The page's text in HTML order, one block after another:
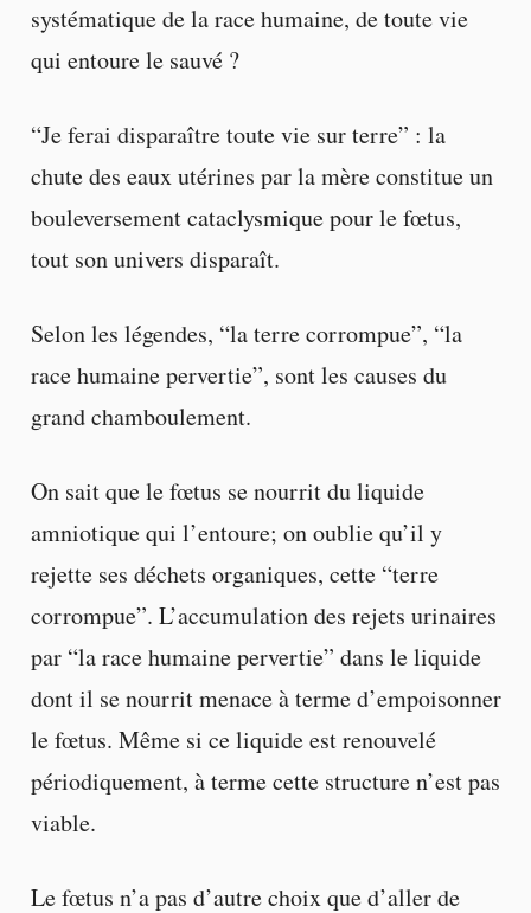
systématique de la race humaine, de toute vie
qui entoure le sauvé ?
“Je ferai disparaître toute vie sur terre” : la
chute des eaux utérines par la mère constitue un
bouleversement cataclysmique pour le fœtus,
tout son univers disparaît.
Selon les légendes, “la terre corrompue”, “la
race humaine pervertie”, sont les causes du
grand chamboulement.
On sait que le fœtus se nourrit du liquide
amniotique qui l’entoure; on oublie qu’il y
rejette ses déchets organiques, cette “terre
corrompue”. L’accumulation des rejets urinaires
par “la race humaine pervertie” dans le liquide
dont il se nourrit menace à terme d’empoisonner
le fœtus. Même si ce liquide est renouvelé
périodiquement, à terme cette structure n’est pas
viable.
Le fœtus n’a pas d’autre choix que d’aller de